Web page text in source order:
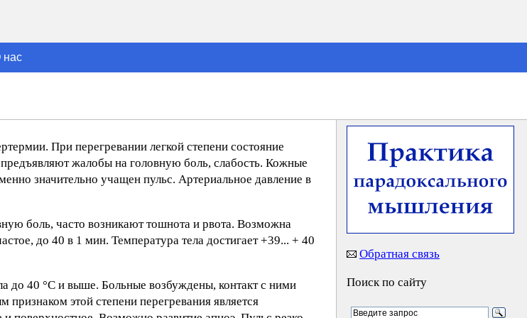
нас
При перегревании легкой степени состояние
жалобы на головную боль, слабость. Кожные
значительно учащен пульс. Артериальное давление в
боль, часто возникают тошнота и рвота. Возможна
до 40 в 1 мин. Температура тела достигает +39... + 40
до 40 °С и выше. Больные возбуждены, контакт с ними
этой степени перегревания является
Обратная связь
Поиск по сайту